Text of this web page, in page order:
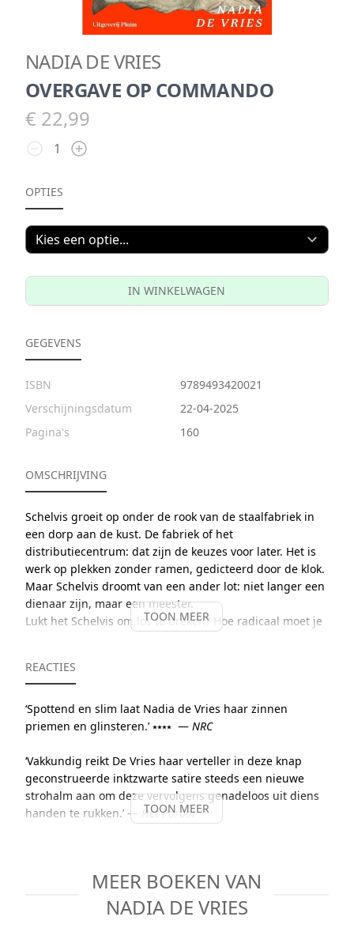
NADIA DE VRIES
OVERGAVE OP COMMANDO
€ 22,99
OPTIES
IN WINKELWAGEN
GEGEVENS
ISBN
9789493420021
Verschijningsdatum
22-04-2025
Pagina's
160
OMSCHRIJVING
Schelvis groeit op onder de rook van de staalfabriek in
een dorp aan de kust. De fabriek of het
distributiecentrum: dat zijn de keuzes voor later. Het is
werk op plekken zonder ramen, gedicteerd door de klok.
Maar Schelvis droomt van een ander lot: niet langer een
dienaar zijn, maar een meester.
Lukt het Schelvis om los te breken? Hoe radicaal moet je
mensen die hun lot moeten ondergaan. Over
terloops gepleegd wordt – als het de ander raakt. En
over meeuwen. Een carnavaleske, satirische, heftige,
TOON MEER
REACTIES
‘Spottend en slim laat Nadia de Vries haar zinnen
priemen en glinsteren.’ ⭑⭑⭑⭑ — NRC
‘Vakkundig reikt De Vries haar verteller in deze knap
geconstrueerde inktzwarte satire steeds een nieuwe
strohalm aan om deze vervolgens genadeloos uit diens
handen te rukken.’ —
Het Parool
‘Eigengereid monter, en op een vileine manier laconiek.’
TOON MEER
MEER BOEKEN VAN
NADIA DE VRIES